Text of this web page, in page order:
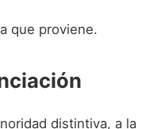
que proviene.
distintiva, a la